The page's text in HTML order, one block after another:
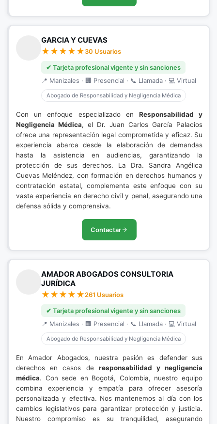
GARCIA Y CUEVAS
30 Usuarios
✔ Tarjeta profesional vigente y sin sanciones
📍 Manizales · 🏢 Presencial · 📞 Llamada · 💻 Virtual
Abogado de Responsabilidad y Negligencia Médica
Con un enfoque especializado en Responsabilidad y
Negligencia Médica, el Dr. Juan Carlos García Palacios
ofrece una representación legal comprometida y eficaz. Su
experiencia abarca desde la elaboración de demandas
hasta la asistencia en audiencias, garantizando la
protección de sus derechos. La Dra. Sandra Angélica
Cuevas Meléndez, con formación en derechos humanos y
contratación estatal, complementa este enfoque con su
vasta experiencia en derecho civil y penal, asegurando una
defensa sólida y comprensiva.
Contactar
AMADOR ABOGADOS CONSULTORIA
JURÍDICA
261 Usuarios
✔ Tarjeta profesional vigente y sin sanciones
📍 Manizales · 🏢 Presencial · 📞 Llamada · 💻 Virtual
Abogado de Responsabilidad y Negligencia Médica
En Amador Abogados, nuestra pasión es defender sus
derechos en casos de responsabilidad y negligencia
médica. Con sede en Bogotá, Colombia, nuestro equipo
combina experiencia y empatía para ofrecer asesoría
personalizada y efectiva. Nos mantenemos al día con los
cambios legislativos para garantizar protección y justicia.
Nuestro compromiso es su tranquilidad, asegurando